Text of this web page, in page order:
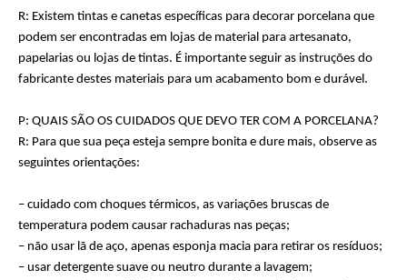
R: Existem tintas e canetas específicas para decorar porcelana que
podem ser encontradas em lojas de material para artesanato,
papelarias ou lojas de tintas. É importante seguir as instruções do
fabricante destes materiais para um acabamento bom e durável.
P: QUAIS SÃO OS CUIDADOS QUE DEVO TER COM A PORCELANA?
R: Para que sua peça esteja sempre bonita e dure mais, observe as
seguintes orientações:
– cuidado com choques térmicos, as variações bruscas de
temperatura podem causar rachaduras nas peças;
– não usar lã de aço, apenas esponja macia para retirar os resíduos;
– usar detergente suave ou neutro durante a lavagem;